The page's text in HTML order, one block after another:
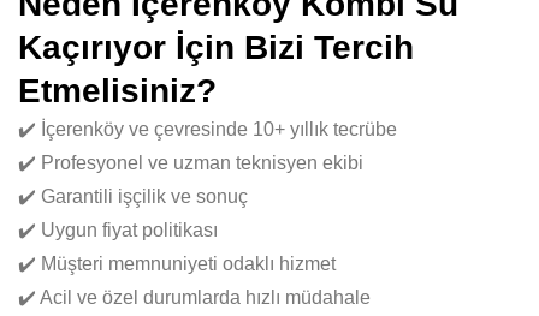
Kaçırıyor İçin Bizi Tercih
Etmelisiniz?
✔️ İçerenköy ve çevresinde 10+ yıllık tecrübe
✔️ Profesyonel ve uzman teknisyen ekibi
✔️ Garantili işçilik ve sonuç
✔️ Uygun fiyat politikası
✔️ Müşteri memnuniyeti odaklı hizmet
✔️ Acil ve özel durumlarda hızlı müdahale